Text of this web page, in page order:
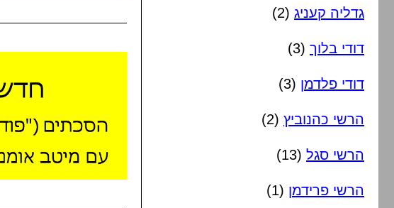
גדליה קעניג (2)
דודי בלוך (3)
דודי פלדמן (3)
הרשי כהנוביץ (2)
הרשי סגל (13)
הרשי פרידמן (1)